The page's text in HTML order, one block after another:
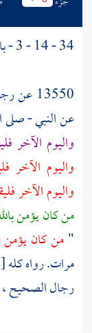
34 - 14 - 3 - باب إكرام الجار
13550
عن النبي - صلى
واليوم الآخر
واليوم الآخر
واليوم الآخر
من كان يؤمن
"من كان يؤمن
مرات. رواه كله[
رجال الصحيح